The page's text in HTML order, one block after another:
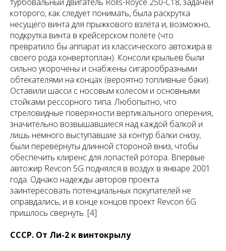
которого, как следует понимать, была раскрутка
несущего винта для прыжкового взлёта и, возможно,
подкрутка винта в крейсерском полёте (что
превратило бы аппарат из классического автожира в
своего рода конвертоплан). Консоли крыльев были
сильно укорочены и снабжены сигарообразными
обтекателями на концах (вероятно топливные баки).
Оставили шасси с носовым колесом и основными
стойками рессорного типа. Любопытно, что
стреловидные поверхности вертикального оперения,
значительно возвышавшиеся над каждой балкой и
лишь немного выступавшие за контур балки снизу,
были перевёрнуты длинной стороной вниз, чтобы
обеспечить клиренс для лопастей ротора. Впервые
автожир Revcon 5G поднялся в воздух в январе 2001
года. Однако надежды авторов проекта
заинтересовать потенциальных покупателей не
оправдались, и в конце концов проект Revcon 6G
пришлось свернуть. [4]
СССР. От Ли-2 к винтокрылу